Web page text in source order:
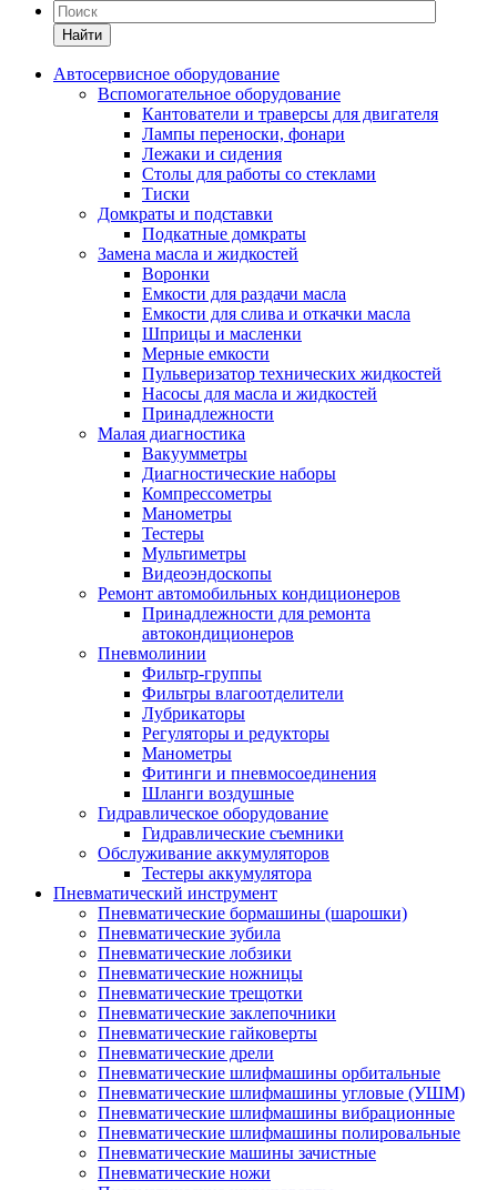
Найти
Автосервисное оборудование
Вспомогательное оборудование
Кантователи и траверсы для двигателя
Лампы переноски, фонари
Лежаки и сидения
Столы для работы со стеклами
Тиски
Домкраты и подставки
Подкатные домкраты
Замена масла и жидкостей
Воронки
Емкости для раздачи масла
Емкости для слива и откачки масла
Шприцы и масленки
Мерные емкости
Пульверизатор технических жидкостей
Насосы для масла и жидкостей
Принадлежности
Малая диагностика
Вакуумметры
Диагностические наборы
Компрессометры
Манометры
Тестеры
Мультиметры
Видеоэндоскопы
Ремонт автомобильных кондиционеров
Принадлежности для ремонта
автокондиционеров
Пневмолинии
Фильтр-группы
Фильтры влагоотделители
Лубрикаторы
Регуляторы и редукторы
Манометры
Фитинги и пневмосоединения
Шланги воздушные
Гидравлическое оборудование
Гидравлические съемники
Обслуживание аккумуляторов
Тестеры аккумулятора
Пневматический инструмент
Пневматические бормашины (шарошки)
Пневматические зубила
Пневматические лобзики
Пневматические ножницы
Пневматические трещотки
Пневматические заклепочники
Пневматические гайковерты
Пневматические дрели
Пневматические шлифмашины орбитальные
Пневматические шлифмашины угловые (УШМ)
Пневматические шлифмашины вибрационные
Пневматические шлифмашины полировальные
Пневматические машины зачистные
Пневматические ножи